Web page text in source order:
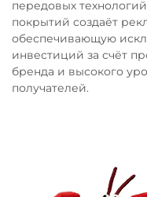
передовых
покрытий создаёт
обеспечивающую
инвестиций за счёт
бренда и высокого
получателей.